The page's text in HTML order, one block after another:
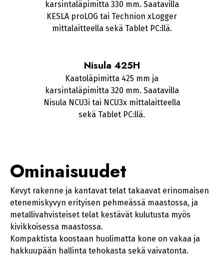
karsintaläpimitta 330 mm. Saatavilla
KESLA proLOG tai Technion xLogger
mittalaitteella sekä Tablet PC:llä.
Nisula 425H
Kaatoläpimitta 425 mm ja
karsintaläpimitta 320 mm. Saatavilla
Nisula NCU3i tai NCU3x mittalaitteella
sekä Tablet PC:llä.
Ominaisuudet
Kevyt rakenne ja kantavat telat takaavat erinomaisen
etenemiskyvyn erityisen pehmeässä maastossa, ja
metallivahvisteiset telat kestävät kulutusta myös
kivikkoisessa maastossa.
Kompaktista koostaan huolimatta kone on vakaa ja
hakkuupään hallinta tehokasta sekä vaivatonta.